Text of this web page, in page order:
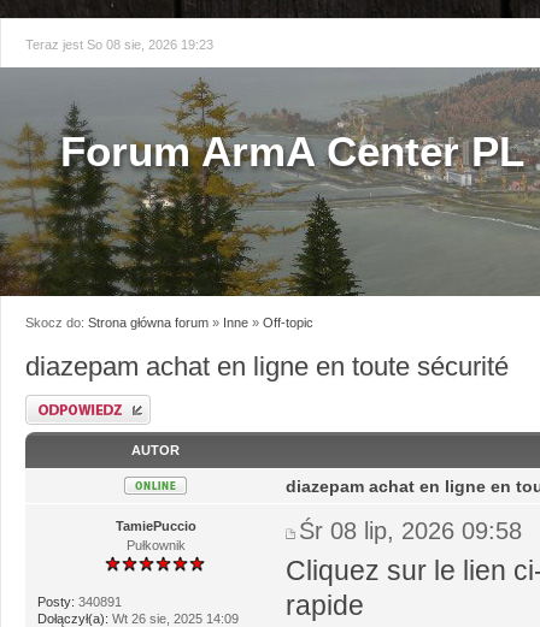
Teraz jest So 08 sie, 2026 19:23
Forum ArmA Center PL
Skocz do: Strona główna forum » Inne » Off-topic
diazepam achat en ligne en toute sécurité
Odpowiedz
AUTOR
TamiePuccio
Pułkownik
Posty: 340891
Dołączył(a): Wt 26 sie, 2025 14:09
diazepam achat en ligne en
Śr 08 lip, 2026 09:58
Cliquez sur le lien
rapide